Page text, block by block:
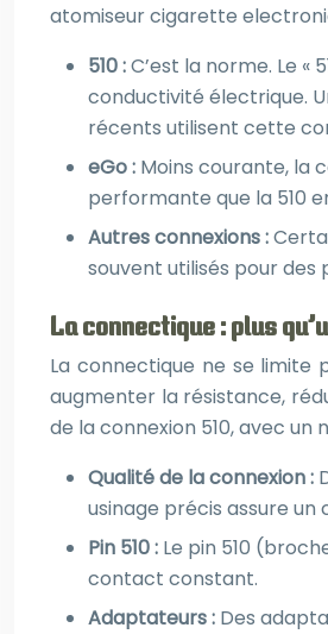
atomiseur cigarette
510 :C’est la norme. Le
conductivité électrique.
récents utilisent cette
eGo : Moins courante, la
performante que la 510
Autres connexions :
souvent utilisés pour des
La connectique : plus
La connectique ne se limite
augmenter la résistance,
de la connexion 510, avec
Qualité de la connexion :
usinage précis assure
Pin 510 : Le pin 510
contact constant.
Adaptateurs : Des